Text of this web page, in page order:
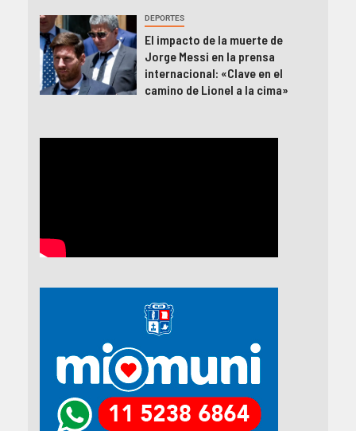
DEPORTES
El impacto de la muerte de
Jorge Messi en la prensa
internacional: «Clave en el
camino de Lionel a la cima»